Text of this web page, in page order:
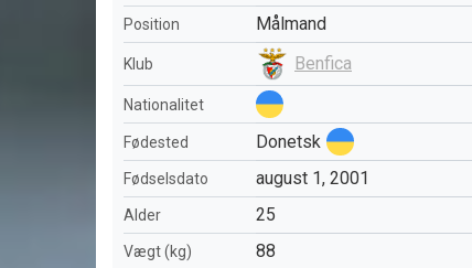
Position Målmand
Klub Benfica
Nationalitet
Fødested Donetsk
Fødselsdato august 1, 2001
Alder 25
Vægt (kg) 88